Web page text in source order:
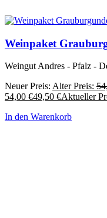
Weinpaket
Weingut Andres - Pfalz -
Neuer Preis: Alter Preis:
54,00 €49,50 €Aktueller
In den Warenkorb